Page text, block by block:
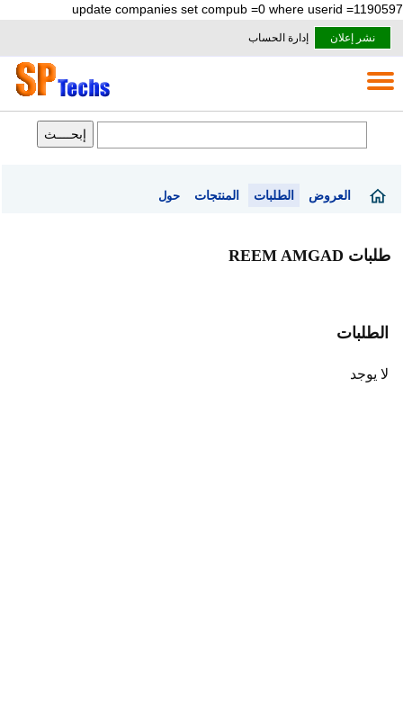
update companies set compub =0 where userid =1190597
نشر إعلان إدارة الحساب
العروض الطلبات المنتجات حول
طلبات REEM AMGAD
الطلبات
لا يوجد